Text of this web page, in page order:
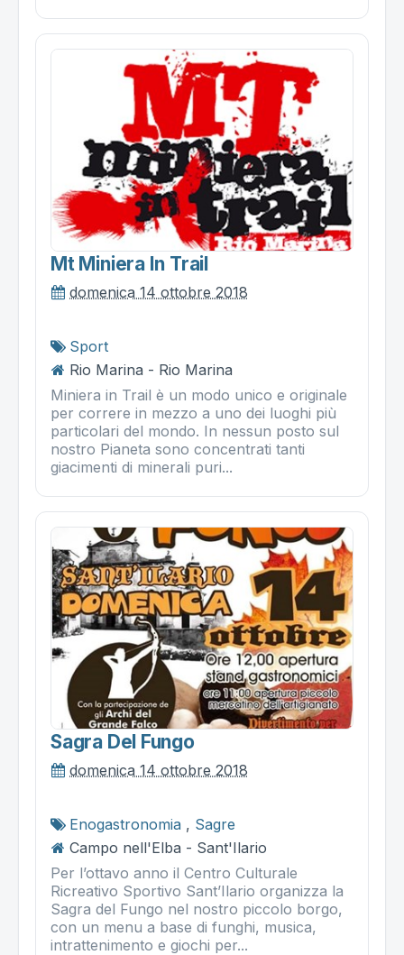
Mt Miniera In Trail
domenica 14 ottobre 2018
Sport
Rio Marina - Rio Marina
Miniera in Trail è un modo unico e originale
per correre in mezzo a uno dei luoghi più
particolari del mondo. In nessun posto sul
nostro Pianeta sono concentrati tanti
giacimenti di minerali puri...
Sagra Del Fungo
domenica 14 ottobre 2018
Enogastronomia , Sagre
Campo nell'Elba - Sant'Ilario
Per l’ottavo anno il Centro Culturale
Ricreativo Sportivo Sant’Ilario organizza la
Sagra del Fungo nel nostro piccolo borgo,
con un menu a base di funghi, musica,
intrattenimento e giochi per...